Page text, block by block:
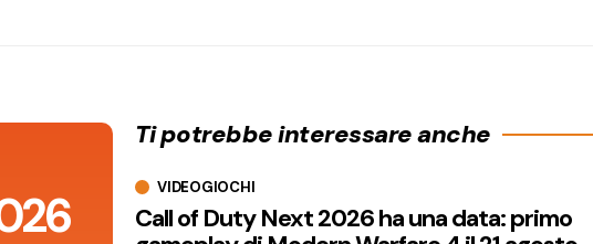
Ti potrebbe interessare anche
VIDEOGIOCHI
Call of Duty Next 2026 ha una data: primo